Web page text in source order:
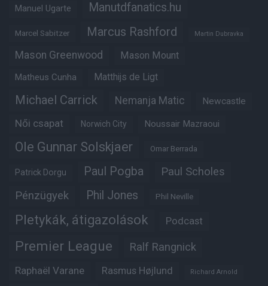
Manuel Ugarte Manutdfanatics.hu
Marcel Sabitzer Marcus Rashford Martin Dubravka
Mason Greenwood Mason Mount
Matheus Cunha Matthijs de Ligt
Michael Carrick Nemanja Matic Newcastle
Női csapat Norwich City Noussair Mazraoui
Ole Gunnar Solskjaer Omar Berrada
Patrick Dorgu Paul Pogba Paul Scholes
Pénzügyek Phil Jones Phil Neville
Pletykák, átigazolások Podcast
Premier League Ralf Rangnick
Raphaël Varane Rasmus Højlund Richard Arnold